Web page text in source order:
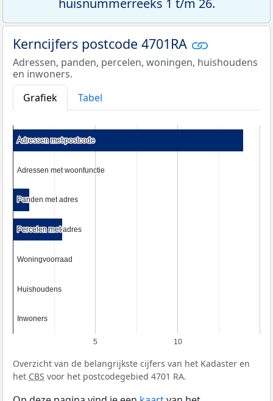
Kerncijfers postcode 4701RA
Adressen, panden, percelen, woningen, huishoudens
en inwoners.
Grafiek
Tabel
5 10
Adressen met postcode
Adressen met postcode
Adressen met woonfunctie
Adressen met woonfunctie
Panden met adres
Panden met adres
Percelen met adres
Percelen met adres
Woningvoorraad
Woningvoorraad
Huishoudens
Huishoudens
Inwoners
Inwoners
Overzicht van de belangrijkste cijfers van het Kadaster en
het CBS voor het postcodegebied 4701 RA.